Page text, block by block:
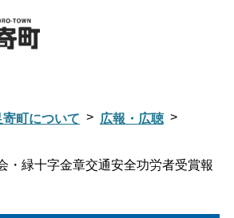
合トップへ戻る
寄町について
広報・広聴
・緑十字金章交通安全功労者受賞報